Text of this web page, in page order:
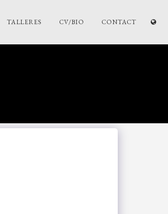
TALLERES CV/BIO CONTACT